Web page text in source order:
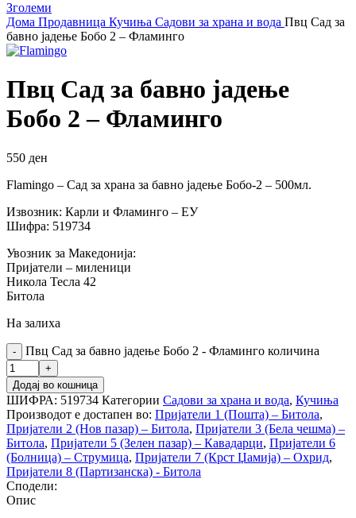
Зголеми
Дома Продавница Кучиња Садови за храна и вода Пвц Сад за
бавно јадење Бобо 2 – Фламинго
Пвц Сад за бавно јадење
Бобо 2 – Фламинго
550 ден
Flamingo – Сад за храна за бавно јадење Бобо-2 – 500мл.
Извозник: Карли и Фламинго – ЕУ
Шифра: 519734
Увозник за Македонија:
Пријатели – миленици
Никола Тесла 42
Битола
На залиха
Пвц Сад за бавно јадење Бобо 2 - Фламинго количина
Додај во кошница
ШИФРА: 519734 Категории Садови за храна и вода, Кучиња
Производот е достапен во: Пријатели 1 (Пошта) – Битола,
Пријатели 2 (Нов пазар) – Битола, Пријатели 3 (Бела чешма) –
Битола, Пријатели 5 (Зелен пазар) – Кавадарци, Пријатели 6
(Болница) – Струмица, Пријатели 7 (Крст Џамија) – Охрид,
Пријатели 8 (Партизанска) - Битола
Сподели:
Опис